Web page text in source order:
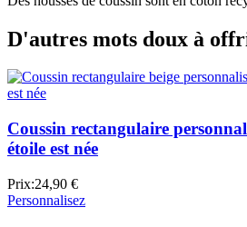
D'autres mots doux à
Coussin rectangulaire
étoile est née
Prix:24,90 €
Personnalisez